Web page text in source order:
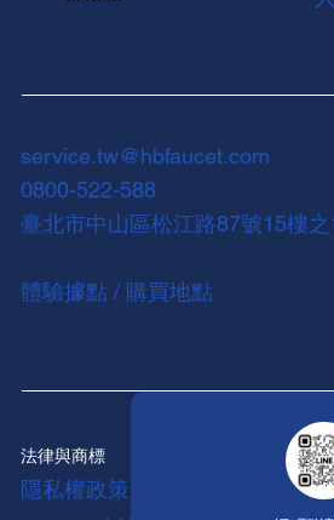
service.tw@hbfaucet.com
0800-522-588
臺北市中山區松江路87號15樓之
體驗據點 / 購買地點
法律與商標
隱私權政策